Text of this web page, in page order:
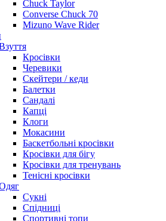
Chuck Taylor
Converse Chuck 70
Mizuno Wave Rider
Кросівки
Черевики
Скейтери / кеди
Балетки
Сандалі
Капці
Клоги
Мокасини
Баскетбольні кросівки
Кросівки для бігу
Кросівки для тренувань
Тенісні кросівки
Сукні
Спідниці
Спортивні топи